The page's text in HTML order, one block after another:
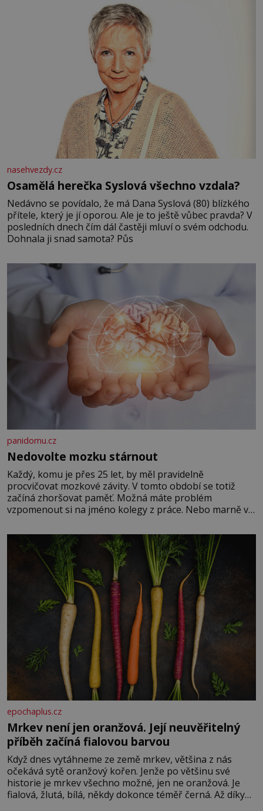
nasehvezdy.cz
Osamělá herečka Syslová všechno vzdala?
Nedávno se povídalo, že má Dana Syslová (80) blízkého
přítele, který je jí oporou. Ale je to ještě vůbec pravda? V
posledních dnech čím dál častěji mluví o svém odchodu.
Dohnala ji snad samota? Půs
panidomu.cz
Nedovolte mozku stárnout
Každý, komu je přes 25 let, by měl pravidelně
procvičovat mozkové závity. V tomto období se totiž
začíná zhoršovat paměť. Možná máte problém
vzpomenout si na jméno kolegy z práce. Nebo marně v
Je to opravdu tak, s věkem jako kdyby se paměť
rozhodla stávkovat. Cvičte
epochaplus.cz
Mrkev není jen oranžová. Její neuvěřitelný
příběh začíná fialovou barvou
Když dnes vytáhneme ze země mrkev, většina z nás
očekává sytě oranžový kořen. Jenže po většinu své
historie je mrkev všechno možné, jen ne oranžová. Je
fialová, žlutá, bílá, někdy dokonce téměř černá. Až díky